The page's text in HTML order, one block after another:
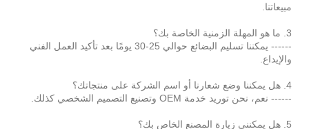
مبيعاتنا.
3. ما هو المهلة الزمنية الخاصة بك؟
------ يمكننا تسليم البضائع حوالي 25-30 يومًا بعد تأكيد العمل الفني
والإيداع.
4. هل يمكننا وضع شعارنا أو اسم الشركة على منتجاتك؟
------ نعم، نحن توريد خدمة OEM وتصنيع التصميم الشخصي كذلك.
5. هل يمكنني زيارة المصنع الخاص بك؟